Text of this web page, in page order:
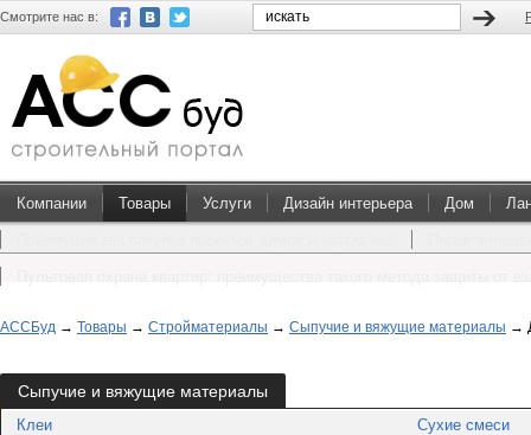
Смотрите нас в:
Компании Товары Услуги Дизайн интерьера Дом
АССБуд → Товары → Стройматериалы → Сыпучие и вяжущие материалы →
Сыпучие и вяжущие материалы
Клеи
Сухие смеси